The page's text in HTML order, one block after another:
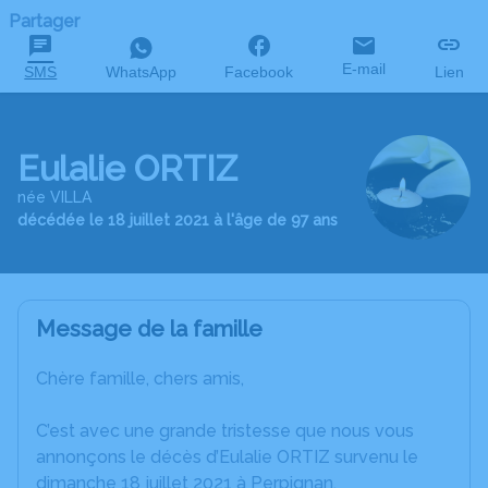
Partager
SMS WhatsApp Facebook E-mail Lien
Eulalie ORTIZ
née VILLA
décédée le 18 juillet 2021 à l'âge de 97 ans
Message de la famille
Chère famille, chers amis,
C’est avec une grande tristesse que nous vous
annonçons le décès d’Eulalie ORTIZ survenu le
dimanche 18 juillet 2021 à Perpignan.